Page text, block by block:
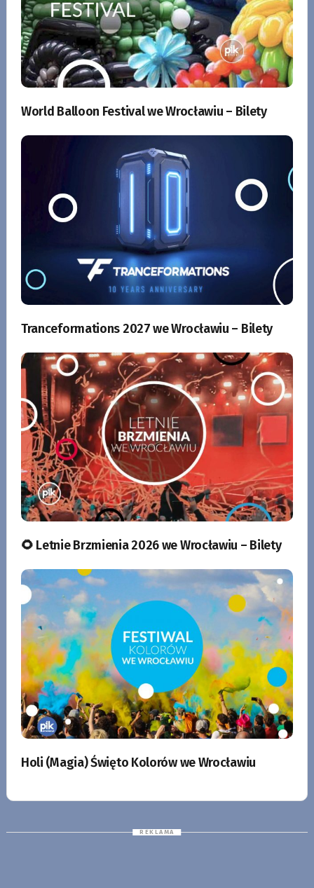
World Balloon Festival we Wrocławiu – Bilety
Tranceformations 2027 we Wrocławiu – Bilety
🌻 Letnie Brzmienia 2026 we Wrocławiu – Bilety
Holi (Magia) Święto Kolorów we Wrocławiu